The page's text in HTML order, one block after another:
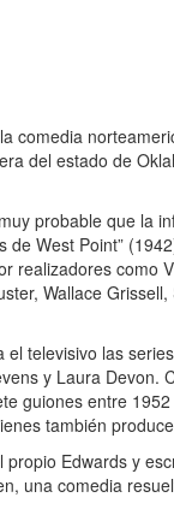
comedia
del estado de
probable que la
West Point”
realizadores como
Wallace Grissell,
televisivo las series
y Laura Devon.
guiones entre
también
Edwards y
una comedia